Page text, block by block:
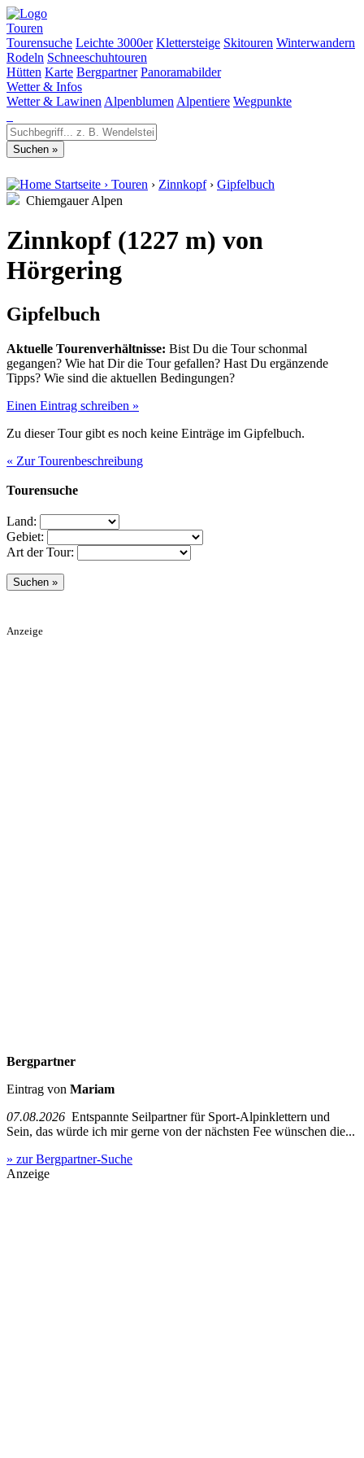
Touren
Tourensuche Leichte 3000er Klettersteige Skitouren Winterwandern
Rodeln Schneeschuhtouren
Hütten Karte Bergpartner Panoramabilder
Wetter & Infos
Wetter & Lawinen Alpenblumen Alpentiere Wegpunkte
Startseite › Touren › Zinnkopf › Gipfelbuch
Chiemgauer Alpen
Zinnkopf (1227 m) von
Hörgering
Gipfelbuch
Aktuelle Tourenverhältnisse: Bist Du die Tour schonmal
gegangen? Wie hat Dir die Tour gefallen? Hast Du ergänzende
Tipps? Wie sind die aktuellen Bedingungen?
Einen Eintrag schreiben »
Zu dieser Tour gibt es noch keine Einträge im Gipfelbuch.
« Zur Tourenbeschreibung
Tourensuche
Land:
Gebiet:
Art der Tour:
Anzeige
Bergpartner
Eintrag von Mariam
07.08.2026 Entspannte Seilpartner für Sport-Alpinklettern und
Sein, das würde ich mir gerne von der nächsten Fee wünschen die...
» zur Bergpartner-Suche
Anzeige